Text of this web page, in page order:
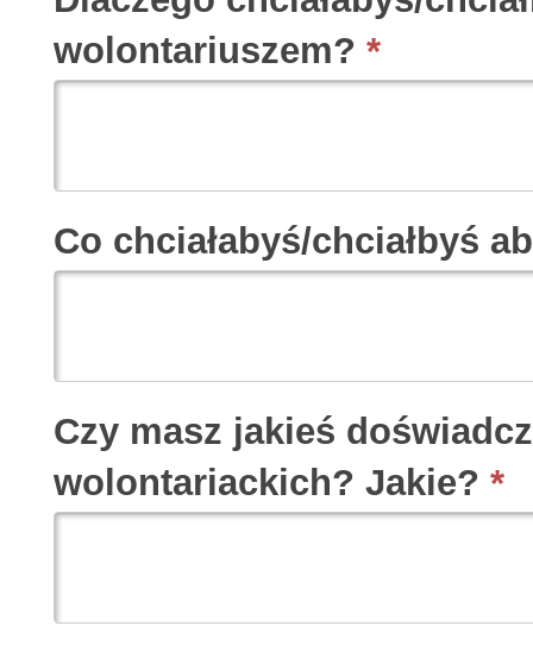
wolontariuszem? *
Co chciałabyś/chciałbyś
Czy masz jakieś
wolontariackich? Jakie? *